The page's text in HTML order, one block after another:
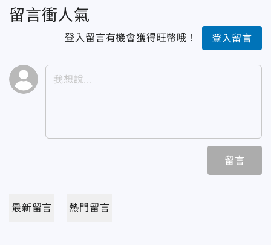
留言衝人氣
登入留言有機會獲得旺幣哦！ 登入留言
留言
最新留言 熱門留言